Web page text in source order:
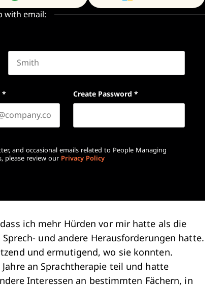
with email:
* Create Password *
and occasional emails related to People Managing
please review our Privacy Policy
ich mehr Hürden vor mir hatte als die
und andere Herausforderungen hatte.
und ermutigend, wo sie konnten.
an Sprachtherapie teil und hatte
Interessen an bestimmten Fächern, in